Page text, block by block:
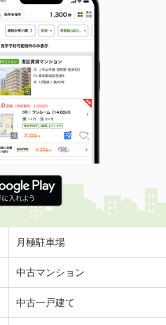
月極駐車場
中古マンション
中古一戸建て